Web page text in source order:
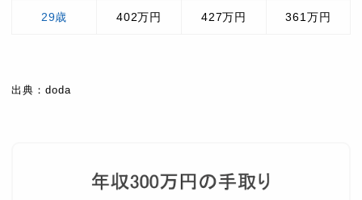
29歳 402万円 427万円 361万円
出典：doda